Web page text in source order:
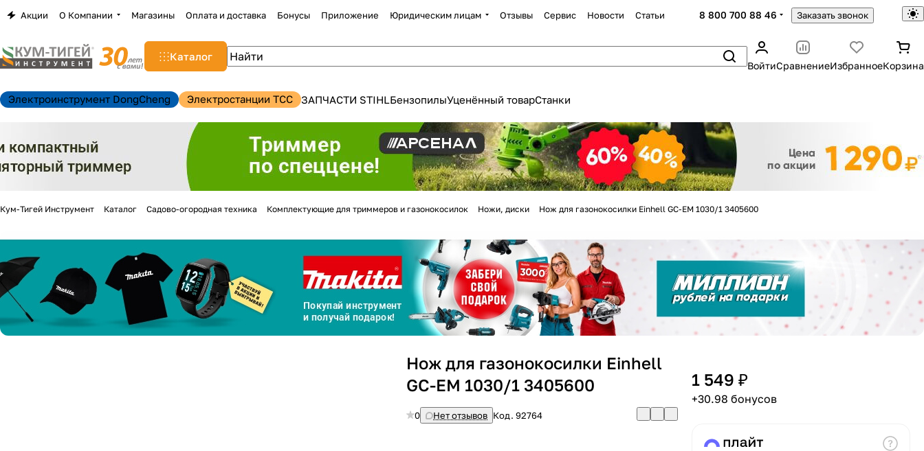
Акции О Компании Магазины Оплата и доставка Бонусы Приложение Юридическим лицам Отзывы Сервис Новости Статьи 8 800 700 88 46 Заказать звонок
Каталог
ВойтиСравнениеИзбранноеКорзина
Электроинструмент DongCheng Электростанции TCC ЗАПЧАСТИ STIHLБензопилыУценённый товарСтанки
Кум-Тигей Инструмент Каталог Садово-огородная техника Комплектующие для триммеров и газонокосилок Ножи, диски Нож для газонокосилки Einhell GC-EM 1030/1 3405600
Нож для газонокосилки Einhell
GC-EM 1030/1 3405600
0 Нет отзывов Код.92764
1 549 ₽
+30.98 бонусов
Для клиентов всех банков
без переплат
График платежей